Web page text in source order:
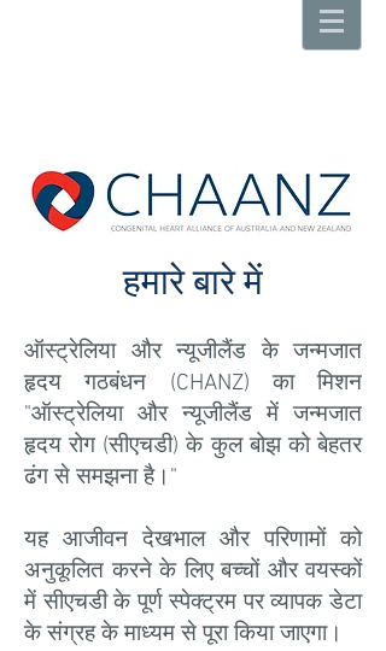
हमारे बारे में
ऑस्ट्रेलिया और न्यूजीलैंड के जन्मजात
हृदय गठबंधन (CHANZ) का मिशन
"ऑस्ट्रेलिया और न्यूजीलैंड में जन्मजात
हृदय रोग (सीएचडी) के कुल बोझ को बेहतर
ढंग से समझना है।"
यह आजीवन देखभाल और परिणामों को
अनुकूलित करने के लिए बच्चों और वयस्कों
में सीएचडी के पूर्ण स्पेक्ट्रम पर व्यापक डेटा
के संग्रह के माध्यम से पूरा किया जाएगा।